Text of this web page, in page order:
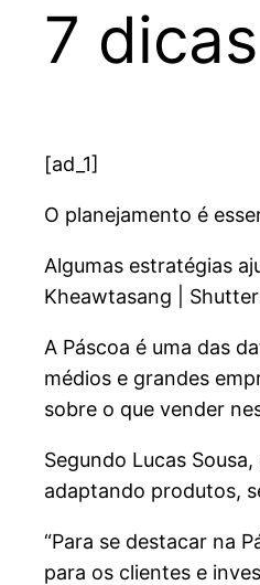
7
[ad_1]
O planejamento é
Algumas estratégias
Kheawtasang |
A Páscoa é uma das
médios e grandes
sobre o que vender
Segundo Lucas
adaptando produtos,
“Para se destacar na
para os clientes e